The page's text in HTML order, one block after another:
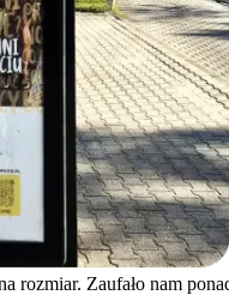
rozmiar. Zaufało nam